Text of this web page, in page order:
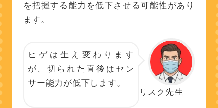
を把握する能力を低下させる可能性があり
ます。
リスク先生
ヒゲは生え変わります
が、切られた直後はセン
サー能力が低下します。